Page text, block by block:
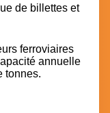
de billettes et
ferroviaires
annuelle
tonnes.